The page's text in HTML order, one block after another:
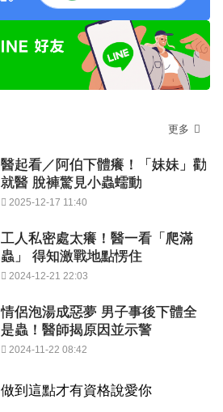
更多
醫起看／阿伯下體癢！「妹妹」勸
就醫 脫褲驚見小蟲蠕動
2025-12-17 11:40
工人私密處太癢！醫一看「爬滿
蟲」 得知激戰地點愣住
2024-12-21 22:03
情侶泡湯成惡夢 男子事後下體全
是蟲！醫師揭原因並示警
2024-11-22 08:42
做到這點才有資格說愛你